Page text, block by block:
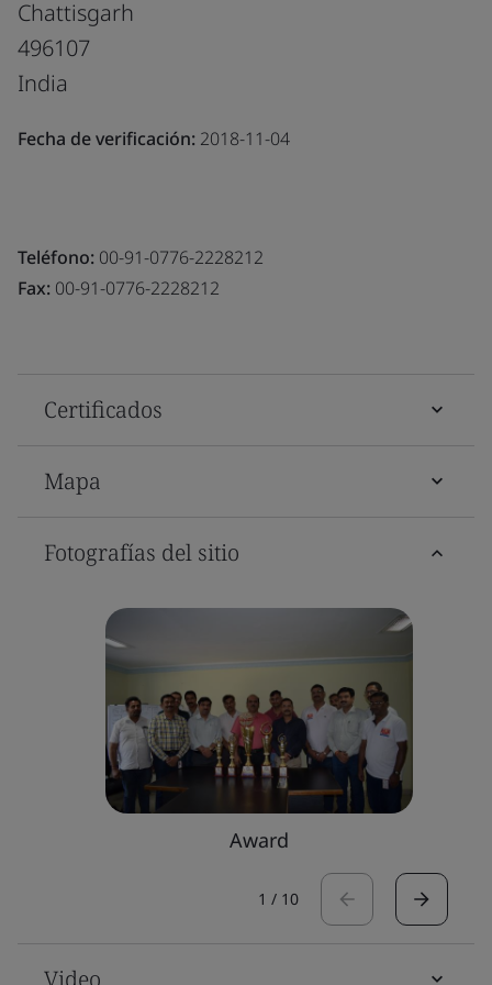
Chattisgarh
496107
India
Fecha de verificación: 2018-11-04
Teléfono: 00-91-0776-2228212
Fax: 00-91-0776-2228212
Certificados
Mapa
Fotografías del sitio
Award
1 / 10
Video